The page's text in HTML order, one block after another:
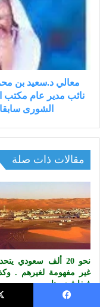
والتعليم
نائب
العربي
لدول
الخليج.
عضو
مجلس
الشورى
سابقا.
موسوعة
علمية
وعملية
مذهلة
معالي د.سعيد بن
نائب مدير عام مكتب
الشورى
مقالات ذات صلة
نحو 20 ألف سعودي
غير مفهومة لغيرهم .
فيفا فيديوهات